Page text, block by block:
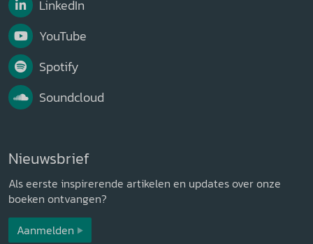
LinkedIn
YouTube
Spotify
Soundcloud
Nieuwsbrief
Als eerste inspirerende artikelen en updates over onze
boeken ontvangen?
Aanmelden